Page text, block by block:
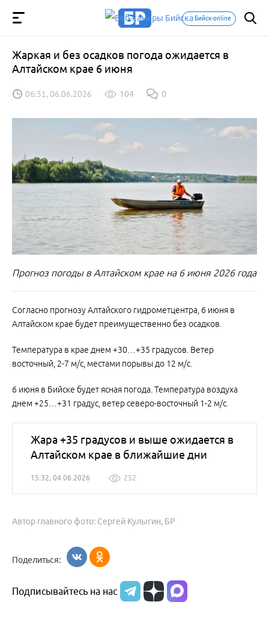
Бийск-online
Жаркая и без осадков погода ожидается в
Алтайском крае 6 июня
06:31, 06.06.2026 104 0
Прогноз погоды в Алтайском крае на 6 июня 2026 года
Согласно прогнозу Алтайского гидрометцентра, 6 июня в
Алтайском крае будет преимущественно без осадков.
Температура в крае днем +30…+35 градусов. Ветер
восточный, 2-7 м/с, местами порывы до 12 м/с.
6 июня в Бийске будет ясная погода. Температура воздуха
днем +25…+31 градус, ветер северо-восточный 1-2 м/с.
Жара +35 градусов и выше ожидается в
Алтайском крае в ближайшие дни
15:32, 04.06.2026 252
Автор главного фото: Сергей Кулыгин, БР
Поделиться:
Подписывайтесь на нас